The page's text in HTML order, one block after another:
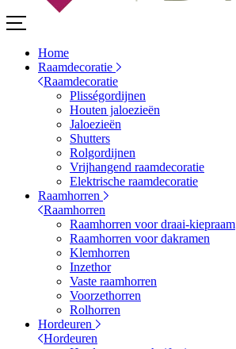
Home
Raamdecoratie
Raamdecoratie
Plisségordijnen
Houten jaloezieën
Jaloezieën
Shutters
Rolgordijnen
Vrijhangend raamdecoratie
Elektrische raamdecoratie
Raamhorren
Raamhorren
Raamhorren voor draai-kiepraam
Raamhorren voor dakramen
Klemhorren
Inzethor
Vaste raamhorren
Voorzethorren
Rolhorren
Hordeuren
Hordeuren